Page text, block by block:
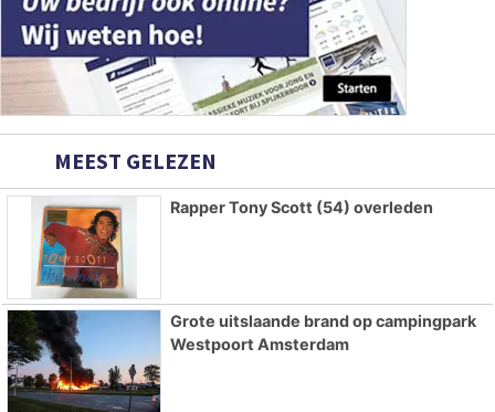
MEEST GELEZEN
Rapper Tony Scott (54) overleden
Grote uitslaande brand op campingpark
Westpoort Amsterdam